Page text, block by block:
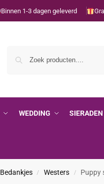
Binnen 1-3 dagen geleverd
WEDDING
Bedankjes / Westers / Puppy